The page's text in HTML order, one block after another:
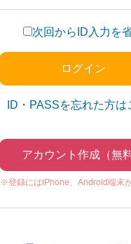
次回からID入力を
ID・PASSを忘れた方は
アカウント作成（無料
※登録にはiPhone、Android端末